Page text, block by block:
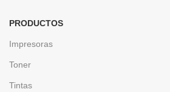
PRODUCTOS
Impresoras
Toner
Tintas